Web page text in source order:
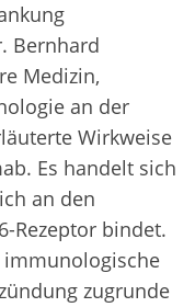
Bernhard
Medizin,
an der
Wirkweise
Es handelt sich
an den
Rezeptor bindet.
zugrunde